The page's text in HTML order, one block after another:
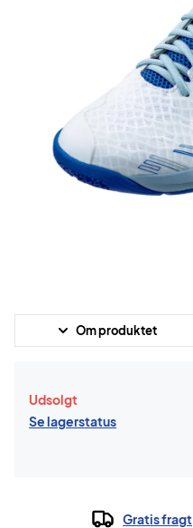
Om produktet
Udsolgt
Se lagerstatus
Gratis fragt